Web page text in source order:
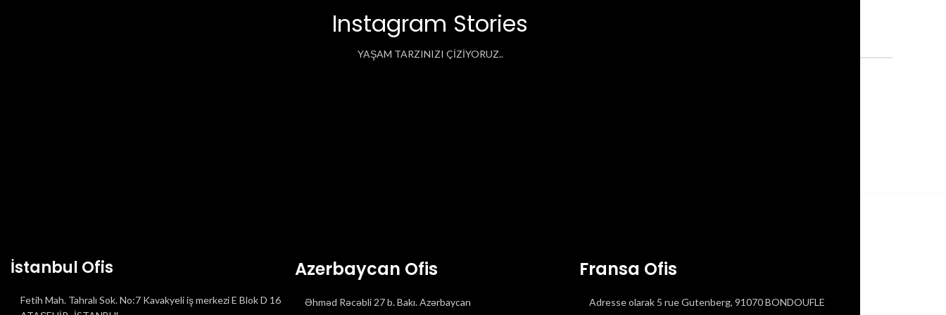
Instagram Stories
YAŞAM TARZINIZI ÇİZİYORUZ..
İstanbul Ofis
Fetih Mah. Tahralı Sok. No:7 Kavakyeli iş merkezi E Blok D 16
Azerbaycan Ofis
Əhməd Rəcəbli 27 b. Bakı. Azərbaycan
Fransa Ofis
Adresse olarak 5 rue Gutenberg, 91070 BONDOUFLE